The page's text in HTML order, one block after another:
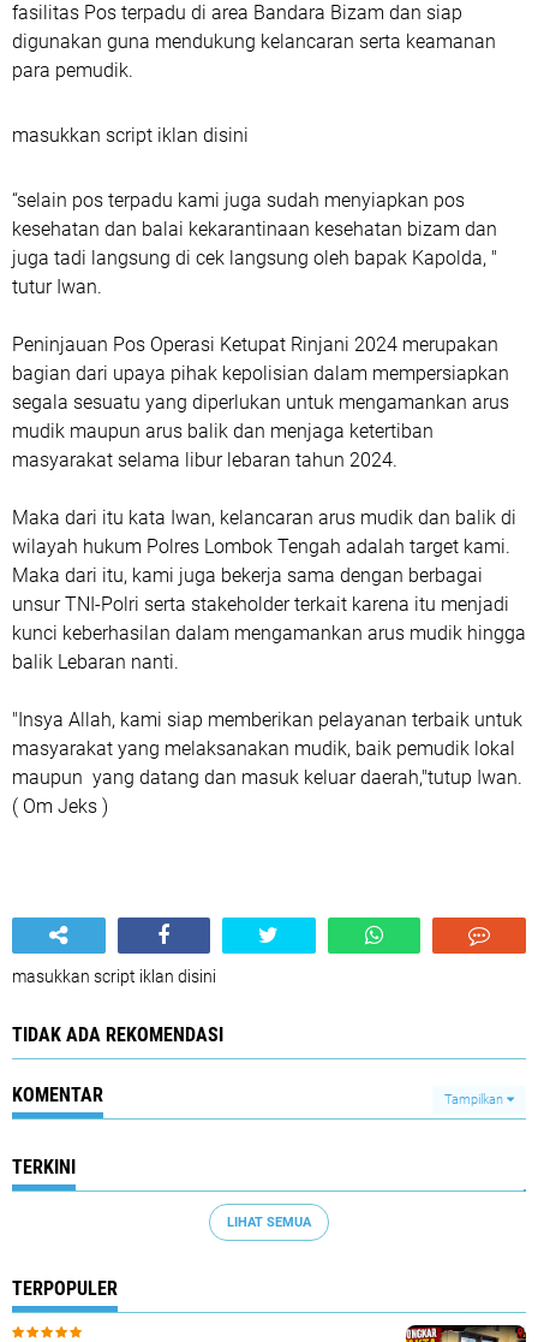
fasilitas Pos terpadu di area Bandara Bizam dan siap
digunakan guna mendukung kelancaran serta keamanan
para pemudik.
masukkan script iklan disini
“selain pos terpadu kami juga sudah menyiapkan pos
kesehatan dan balai kekarantinaan kesehatan bizam dan
juga tadi langsung di cek langsung oleh bapak Kapolda, "
tutur Iwan.
Peninjauan Pos Operasi Ketupat Rinjani 2024 merupakan
bagian dari upaya pihak kepolisian dalam mempersiapkan
segala sesuatu yang diperlukan untuk mengamankan arus
mudik maupun arus balik dan menjaga ketertiban
masyarakat selama libur lebaran tahun 2024.
Maka dari itu kata Iwan, kelancaran arus mudik dan balik di
wilayah hukum Polres Lombok Tengah adalah target kami.
Maka dari itu, kami juga bekerja sama dengan berbagai
unsur TNI-Polri serta stakeholder terkait karena itu menjadi
kunci keberhasilan dalam mengamankan arus mudik hingga
balik Lebaran nanti.
"Insya Allah, kami siap memberikan pelayanan terbaik untuk
masyarakat yang melaksanakan mudik, baik pemudik lokal
maupun yang datang dan masuk keluar daerah,"tutup Iwan.
( Om Jeks )
masukkan script iklan disini
TIDAK ADA REKOMENDASI
KOMENTAR Tampilkan
TERKINI
LIHAT SEMUA
TERPOPULER